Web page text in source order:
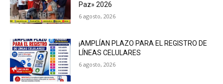
Paz» 2026
6 agosto, 2026
¡AMPLÍAN PLAZO PARA EL REGISTRO DE
LÍNEAS CELULARES
6 agosto, 2026